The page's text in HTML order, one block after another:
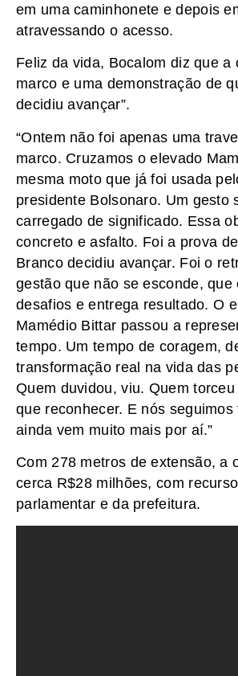
em uma caminhonete e depois
atravessando o acesso.
Feliz da vida, Bocalom diz que a
marco e uma demonstração de
decidiu avançar”.
“Ontem não foi apenas uma
marco. Cruzamos o elevado
mesma moto que já foi usada
presidente Bolsonaro. Um gesto
carregado de significado. Essa
concreto e asfalto. Foi a prova
Branco decidiu avançar. Foi o
gestão que não se esconde, que
desafios e entrega resultado. O
Mamédio Bittar passou a
tempo. Um tempo de coragem,
transformação real na vida das
Quem duvidou, viu. Quem
que reconhecer. E nós
ainda vem muito mais por aí.”
Com 278 metros de extensão, a
cerca R$28 milhões, com
parlamentar e da prefeitura.